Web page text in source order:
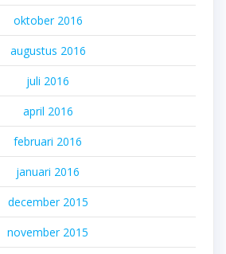
oktober 2016
augustus 2016
juli 2016
april 2016
februari 2016
januari 2016
december 2015
november 2015